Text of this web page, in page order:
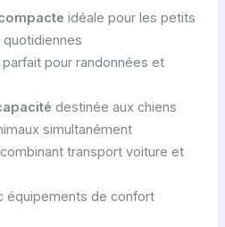
idéale pour les petits
parfait pour randonnées et
destinée aux chiens
simultanément
combinant transport voiture et
équipements de confort